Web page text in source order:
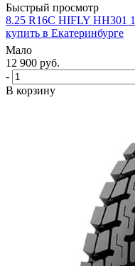
Быстрый просмотр
8.25 R16С HIFLY HH301
купить в Екатеринбурге
Мало
12 900 руб.
-
В корзину